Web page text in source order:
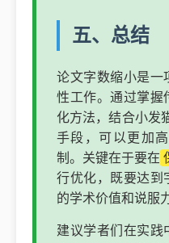
五、总结
论文字数缩小是一
性工作。通过掌握
化方法，结合小发
手段，可以更加
制。关键在于要在
行优化，既要达到
的学术价值和说服
建议学者们在实践